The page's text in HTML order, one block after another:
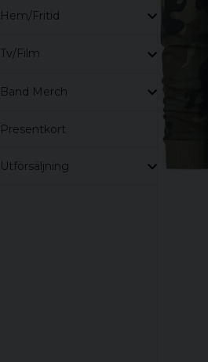
Hem/Fritid
Tv/Film
Band Merch
Presentkort
Utförsäljning